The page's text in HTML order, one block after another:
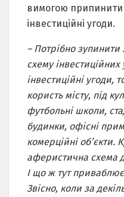
вимогою припинити
інвестиційні угоди.
– Потрібно
схему
інвестиційні угоди,
користь місту, під
футбольні школи,
будинки, офісні
комерційні об’єкти.
аферистична схема
І що ж тут
Звісно, коли за